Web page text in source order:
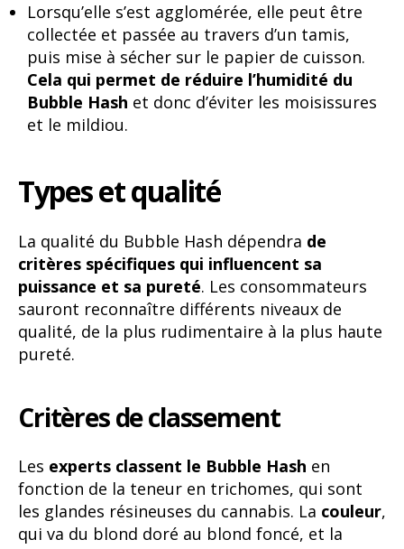
Lorsqu’elle s’est agglomérée, elle peut être
collectée et passée au travers d’un tamis,
puis mise à sécher sur le papier de cuisson.
Cela qui permet de réduire l’humidité du
Bubble Hash et donc d’éviter les moisissures
et le mildiou.
Types et qualité
La qualité du Bubble Hash dépendra de
critères spécifiques qui influencent sa
puissance et sa pureté. Les consommateurs
sauront reconnaître différents niveaux de
qualité, de la plus rudimentaire à la plus haute
pureté.
Critères de classement
Les experts classent le Bubble Hash en
fonction de la teneur en trichomes, qui sont
les glandes résineuses du cannabis. La couleur,
qui va du blond doré au blond foncé, et la